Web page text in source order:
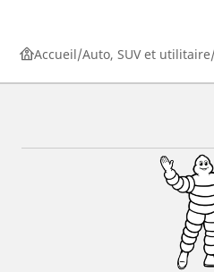
Accueil Auto, SUV et utilitaire